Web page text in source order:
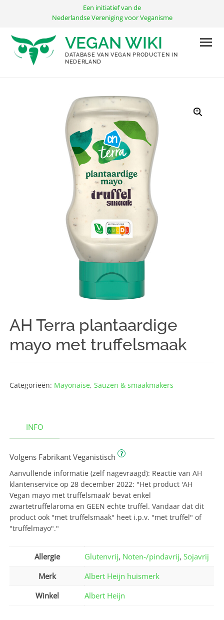
inhoud
Een initiatief van de
Nederlandse Vereniging voor Veganisme
VEGAN WIKI
DATABASE VAN VEGAN PRODUCTEN IN
NEDERLAND
AH Terra plantaardige
mayo met truffelsmaak
Categorieën: Mayonaise,Sauzen & smaakmakers
INFO
Volgens Fabrikant Veganistisch ?
Aanvullende informatie (zelf nagevraagd): Reactie van AH
klantenservice op 28 december 2022: "Het product 'AH
Vegan mayo met truffelsmaak' bevat enkel
zwartetruffelaroma en GEEN echte truffel. Vandaar dat dit
product ook "met truffelsmaak" heet i.p.v. "met truffel" of
"truffelmayo"."
Allergie Glutenvrij, Noten-/pindavrij,Sojavrij
Merk
Albert Heijn huismerk
Winkel
Albert Heijn